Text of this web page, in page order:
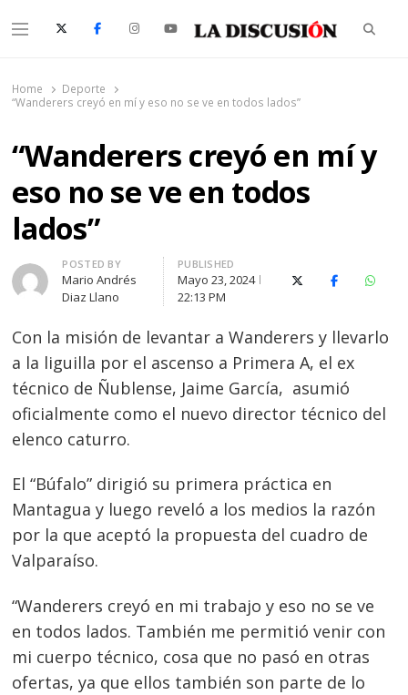
Menu
Home
Deporte
“Wanderers creyó en mí y eso no se ve en todos lados”
“Wanderers creyó en mí y
eso no se ve en todos
lados”
Author
POSTED BY
Mario Andrés
Diaz Llano
PUBLISHED
Mayo 23, 2024
22:13 PM
X (Twitter)Facebook
Con la misión de levantar a Wanderers y llevarlo
a la liguilla por el ascenso a Primera A, el ex
técnico de Ñublense, Jaime García, asumió
oficialmente como el nuevo director técnico del
elenco caturro.
El “Búfalo” dirigió su primera práctica en
Mantagua y luego reveló a los medios la razón
por la que aceptó la propuesta del cuadro de
Valparaíso.
“Wanderers creyó en mi trabajo y eso no se ve
en todos lados. También me permitió venir con
mi cuerpo técnico, cosa que no pasó en otras
ofertas, ya que ellos también son parte de lo